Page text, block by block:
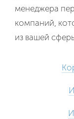
менеджера
компаний,
из вашей